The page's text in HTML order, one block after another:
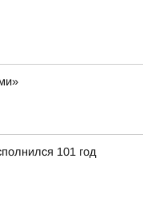
101 год